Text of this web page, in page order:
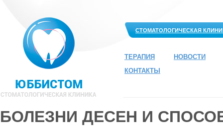
СТОМАТОЛОГИЧЕСКАЯ
ТЕРАПИЯ
НОВОСТИ
КОНТАКТЫ
БОЛЕЗНИ ДЕСЕН И